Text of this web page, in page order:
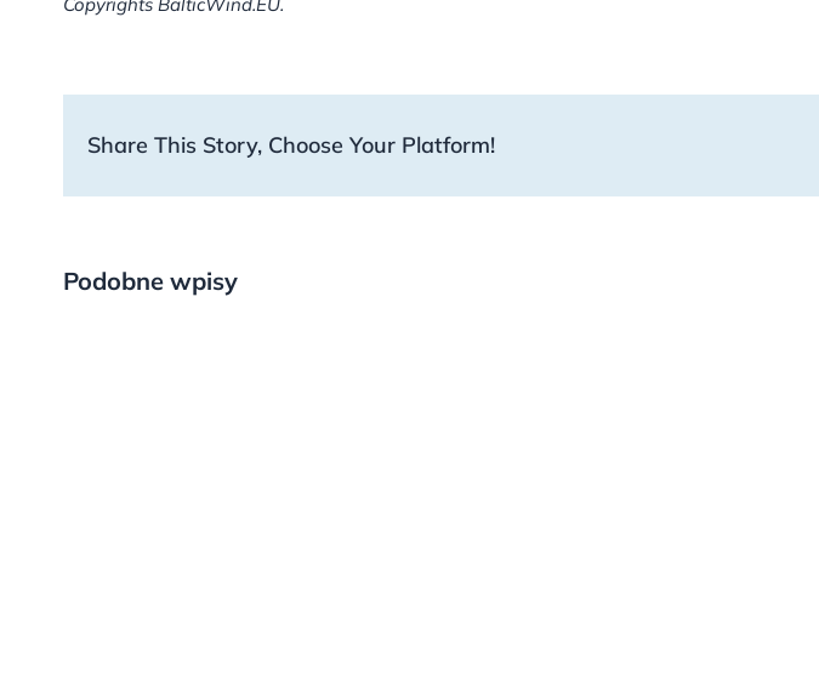
Share This Story, Choose Your Platform!
Podobne wpisy